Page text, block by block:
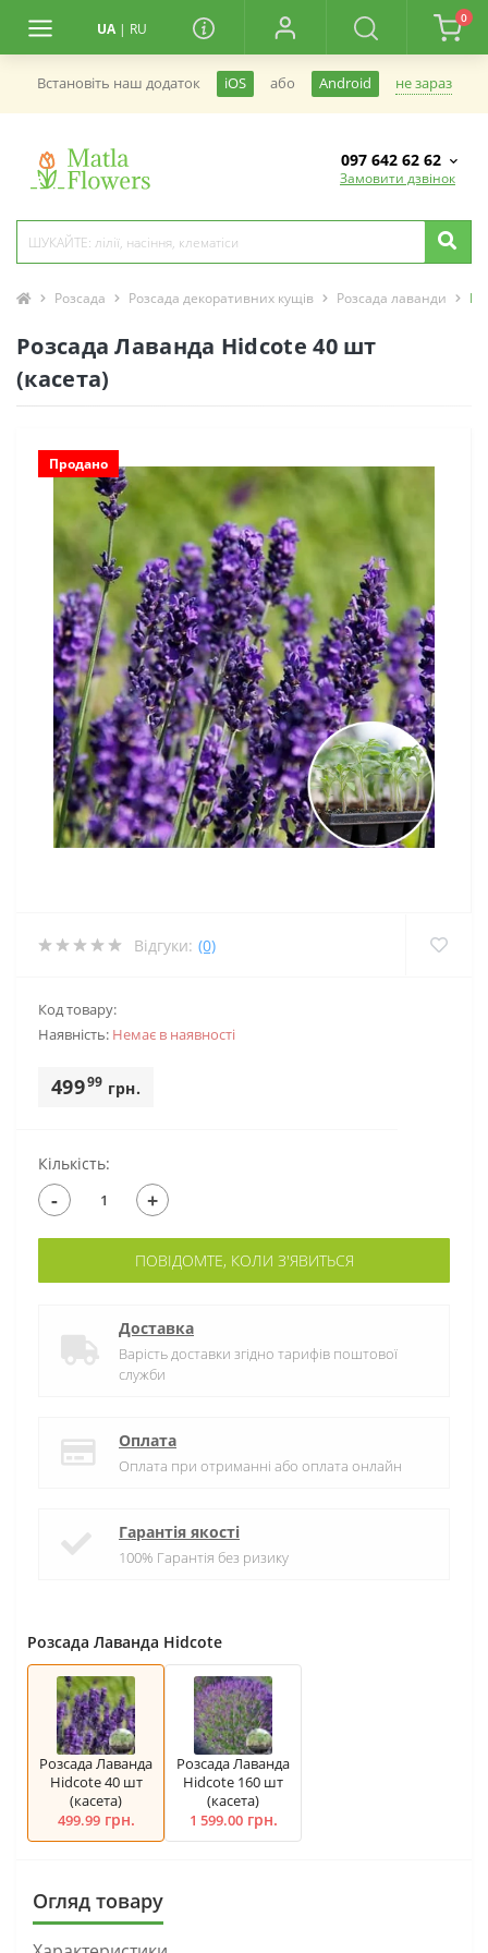
UA | RU
0
Встановiть наш додаток iOS або Android не зараз
097 642 62 62
Замовити дзвінок
Розсада Розсада декоративних кущів Розсада лаванди
Розсада Лаванда Hidcote 40 шт
(касета)
Продано
Відгуки: (0)
Код товару:
Наявність: Немає в наявностi
49999 грн.
Кількість:
- +
ПОВІДОМТЕ, КОЛИ З'ЯВИТЬСЯ
Доставка
Варість доставки згідно тарифів поштової
служби
Оплата
Оплата при отриманні або оплата онлайн
Гарантія якості
100% Гарантія без ризику
Розсада Лаванда Hidcote
Розсада Лаванда
Hidcote 40 шт
(касета)
499.99грн.
Розсада Лаванда
Hidcote 160 шт
(касета)
1 599.00грн.
Огляд товару